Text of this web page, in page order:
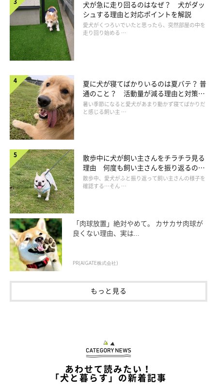
愛犬にアレルギーの可能性がある場合は早期
いぬのきもち投稿写真ギャラリー
ている花粉などが体に付着することでアレルギー反応が起こる可
このため、愛犬に植物などによるアレルギー反応が出ていると感
犬が急に走り回るのはなぜ？ 犬がダッ
シュする理由と対応ポイントを解説
愛犬がくつろいでいたと思ったら、突然部屋の中を
走り回り始める …
夏に犬が寝てばかりいるのは夏バテ？ 普
通のこと？ 活動量が減る理由と対策と
は
暑い季節になると愛犬があまり動かず寝てばかりだ
と感じる飼い主 …
散歩中に犬が飼い主さんをチラチラ見る
理由 何度も飼い主さんを振り返るのは
なぜ？
散歩中、愛犬がふと振り返って飼い主さんの様子を
確認する…そん …
「肉球放置」絶対やめて。 カサカサ肉球が
良くない理由、実は...
PR(AIGATE株式会社)
もっと見る
あわせて読みたい！
「犬と暮らす」の新着記事